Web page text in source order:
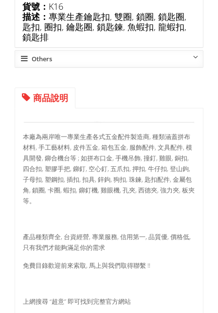
貨號： K16
描述： 專業生產鑰匙扣, 雙圈, 鎖圈, 鎖匙圈,
匙扣, 圈扣, 鑰匙圈, 鎖匙鍊, 魚蝦扣, 龍蝦扣,
鎖匙排
Others
商品說明
本廠為兩岸唯一專業生產各式五金配件製造商, 種類涵蓋拼布
材料, 手工藝材料, 皮件五金, 箱包五金, 服飾配件, 文具配件, 模
具開發, 鉚合機台等 ; 如拼布口金, 手機吊飾, 撞釘, 雞眼, 銅扣,
四合扣, 塑膠手把, 鉚釘, 空心釘, 五爪扣, 押扣, 牛仔扣, 登山鉤,
子母扣, 塑鋼扣, 插扣, 扣具, 鋅鉤, 狗扣, 珠鍊, 匙扣配件, 金屬包
角, 鎖圈, 卡圈, 蝦扣, 鉚釘機, 雞眼機, 孔夾, 西德夾, 強力夾, 板夾
等。
產品種類齊全, 台資經營, 專業服務, 信用第一, 品質優, 價格低,
只有我們才能夠滿足你的需求
免費目錄歡迎前來索取, 馬上與我們取得聯繫 !!
上網搜尋 “超意” 即可找到完整官方網站